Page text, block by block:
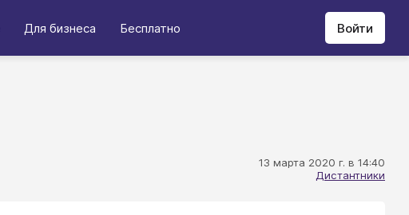
Для бизнеса Бесплатно Войти
13 марта 2020 г. в 14:40
Дистантники